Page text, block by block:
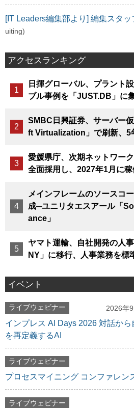
[IT Leaders編集部より] 編集スタ
uiting)
アクセスランキング
日揮グローバル、プラント
ブル事例を「JUST.DB」に
SMBC日興証券、サーバー
ft Virtualization」で刷新、5
愛媛県庁、次期ネットワー
全面採用し、2027年1月に稼
メインフレームのソースコ
成─ユニリタエスアール「
ance」
ヤマト運輸、自社開発の人
NY」に移行、人事業務を標
イベント
ライブウェビナー 2026年
インプレス AI Days 2026 対話か
を再定義するAI
ライブウェビナー
プロセスマイニング コンファレン
ライブウェビナー